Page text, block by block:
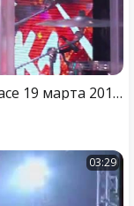
НАСТЯ ЗАДОРОЖНАЯ на ЖАРЕ в Вегасе 19 марта 2017г.
03:29